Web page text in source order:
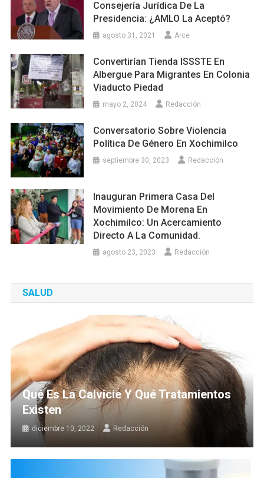
Consejería Jurídica De La
Presidencia: ¿AMLO La Aceptó?
agosto 31, 2021 Arce
Convertirían Tienda ISSSTE En
Albergue Para Migrantes En Colonia
Viaducto Piedad
mayo 2, 2024 Redacción
Conversatorio Sobre Violencia
Política De Género En Xochimilco
septiembre 30, 2023 Redacción
Inauguran Primera Casa Del
Movimiento De Morena En
Xochimilco: Un Acercamiento
Directo A La Comunidad.
agosto 23, 2023 Redacción
SALUD
Qué Es La Calvicie Y Qué Tratamientos
Existen
diciembre 10, 2022 Redacción